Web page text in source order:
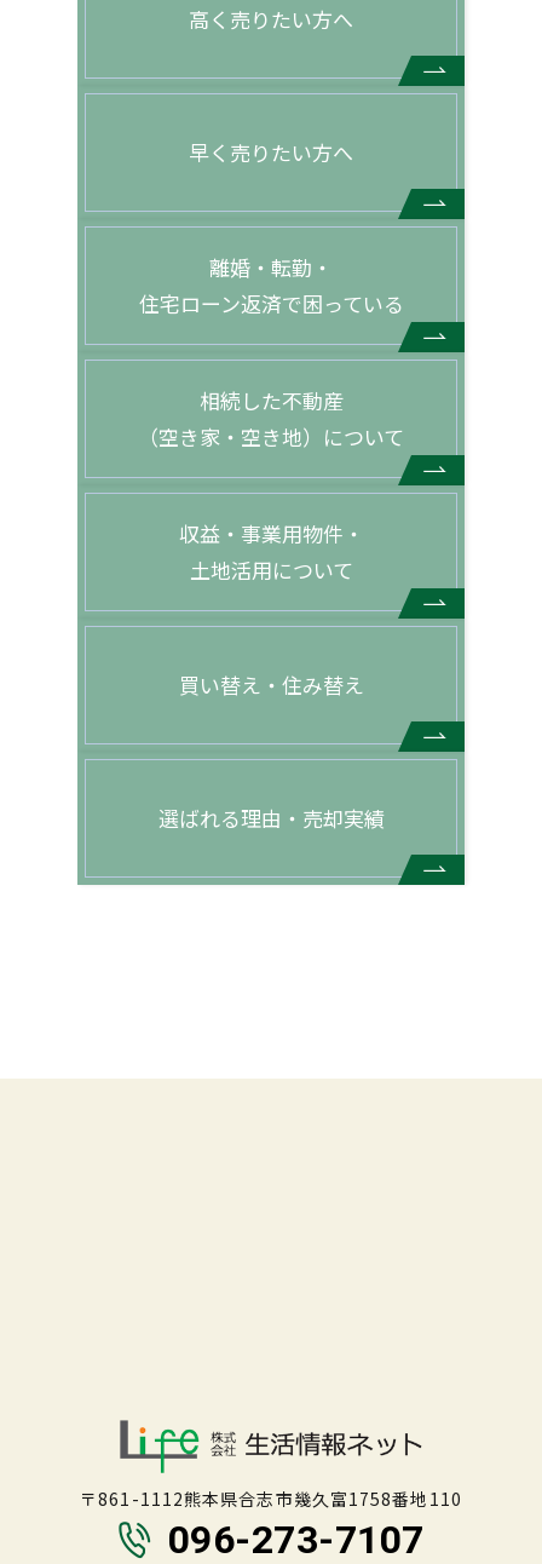
高く売りたい方へ
早く売りたい方へ
離婚・転勤・
住宅ローン返済で困っている
相続した不動産
（空き家・空き地）について
収益・事業用物件・
土地活用について
買い替え・住み替え
選ばれる理由・売却実績
〒861-1112熊本県合志市幾久富1758番地110
096-273-7107